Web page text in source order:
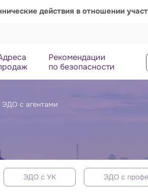
действия в отношении
Рекомендации
по безопасности
с агентами
ЭДО с УК ЭДО с